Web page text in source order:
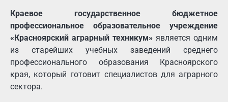
Краевое государственное бюджетное
профессиональное образовательное учреждение
«Красноярский аграрный техникум» является одним
из старейших учебных заведений среднего
профессионального образования Красноярского
края, который готовит специалистов для аграрного
сектора.